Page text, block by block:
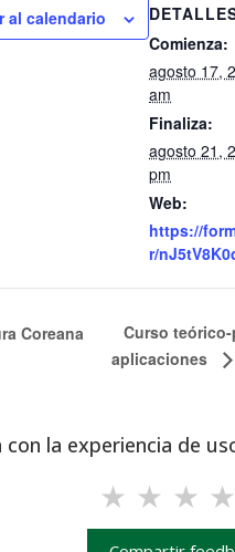
al calendario
Comienza:
agosto 17,
am
Finaliza:
agosto 21,
pm
Web:
https://
r/
Coreana
Curso
aplicaciones
la experiencia de